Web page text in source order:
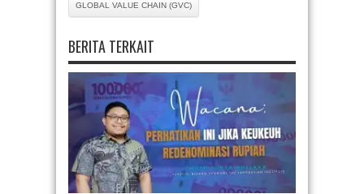
GLOBAL VALUE CHAIN (GVC)
BERITA TERKAIT